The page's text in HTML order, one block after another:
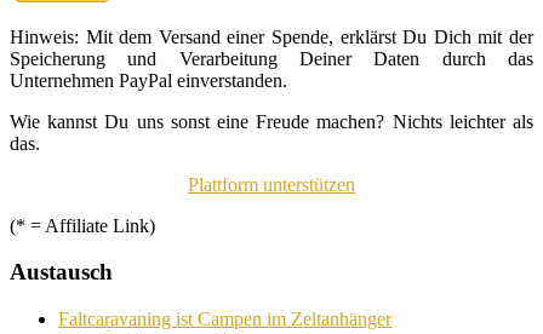
Hinweis: Mit dem Versand einer Spende, erklärst Du Dich mit der
Speicherung und Verarbeitung Deiner Daten durch das
Unternehmen PayPal einverstanden.
Wie kannst Du uns sonst eine Freude machen? Nichts leichter als
das.
Plattform unterstützen
(* = Affiliate Link)
Austausch
Faltcaravaning ist Campen im Zeltanhänger